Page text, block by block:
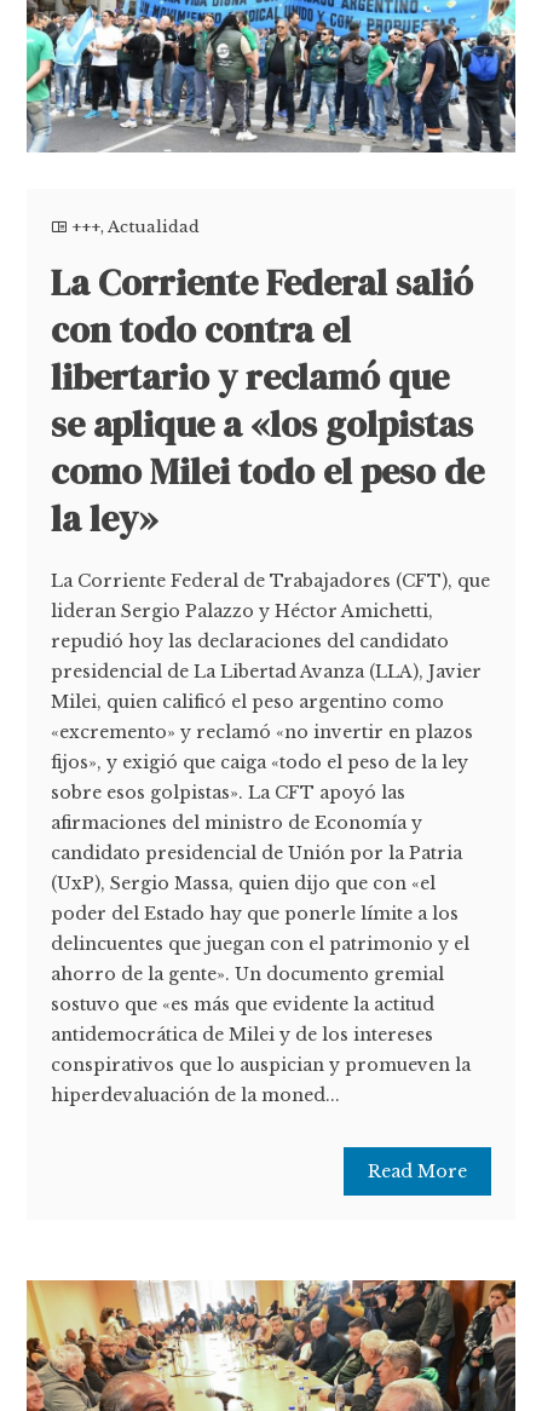
+++,Actualidad
La Corriente Federal salió
con todo contra el
libertario y reclamó que
se aplique a «los golpistas
como Milei todo el peso de
la ley»
La Corriente Federal de Trabajadores (CFT), que
lideran Sergio Palazzo y Héctor Amichetti,
repudió hoy las declaraciones del candidato
presidencial de La Libertad Avanza (LLA), Javier
Milei, quien calificó el peso argentino como
«excremento» y reclamó «no invertir en plazos
fijos», y exigió que caiga «todo el peso de la ley
sobre esos golpistas». La CFT apoyó las
afirmaciones del ministro de Economía y
candidato presidencial de Unión por la Patria
(UxP), Sergio Massa, quien dijo que con «el
poder del Estado hay que ponerle límite a los
delincuentes que juegan con el patrimonio y el
ahorro de la gente». Un documento gremial
sostuvo que «es más que evidente la actitud
antidemocrática de Milei y de los intereses
conspirativos que lo auspician y promueven la
hiperdevaluación de la moned...
Read More